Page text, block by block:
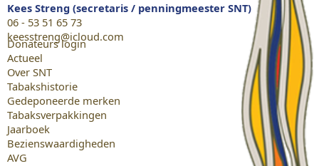
Kees Streng (secretaris / penningmeester SNT)
06 - 53 51 65 73
keesstreng@icloud.com
Donateurs login
Actueel
Over SNT
Tabakshistorie
Gedeponeerde merken
Tabaksverpakkingen
Jaarboek
Bezienswaardigheden
AVG